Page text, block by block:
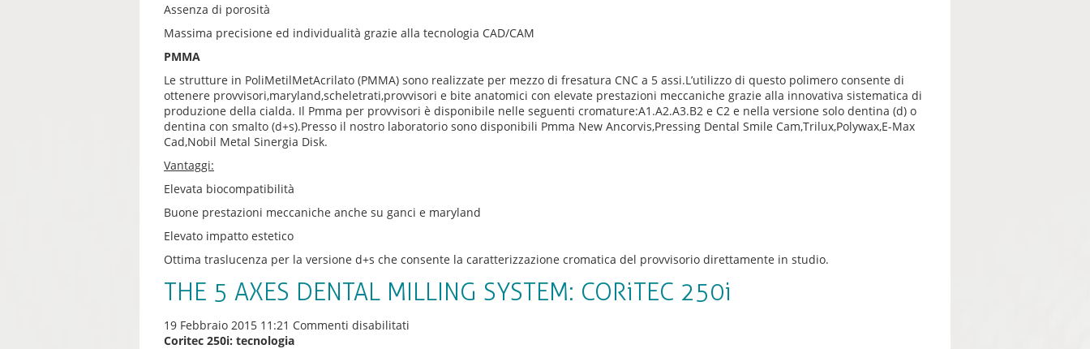
Assenza di porosità
Massima precisione ed individualità grazie alla tecnologia CAD/CAM
PMMA
Le strutture in PoliMetilMetAcrilato (PMMA) sono realizzate per mezzo di fresatura CNC a 5 assi.L’utilizzo di questo polimero consente di
ottenere provvisori,maryland,scheletrati,provvisori e bite anatomici con elevate prestazioni meccaniche grazie alla innovativa sistematica di
produzione della cialda. Il Pmma per provvisori è disponibile nelle seguenti cromature:A1.A2.A3.B2 e C2 e nella versione solo dentina (d) o
dentina con smalto (d+s).Presso il nostro laboratorio sono disponibili Pmma New Ancorvis,Pressing Dental Smile Cam,Trilux,Polywax,E-Max
Cad,Nobil Metal Sinergia Disk.
Vantaggi:
Elevata biocompatibilità
Buone prestazioni meccaniche anche su ganci e maryland
Elevato impatto estetico
Ottima traslucenza per la versione d+s che consente la caratterizzazione cromatica del provvisorio direttamente in studio.
THE 5 AXES DENTAL MILLING SYSTEM: CORiTEC 250i
19 Febbraio 2015 11:21 Commenti disabilitati
Coritec 250i: tecnologia